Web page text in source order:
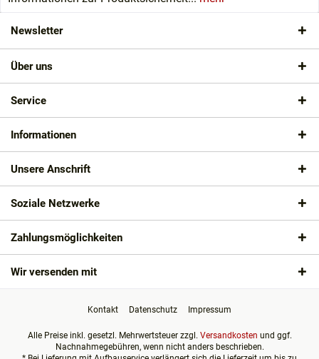
Newsletter
Über uns
Service
Informationen
Unsere Anschrift
Soziale Netzwerke
Zahlungsmöglichkeiten
Wir versenden mit
Kontakt Datenschutz Impressum
Alle Preise inkl. gesetzl. Mehrwertsteuer zzgl. Versandkosten und ggf.
Nachnahmegebühren, wenn nicht anders beschrieben.